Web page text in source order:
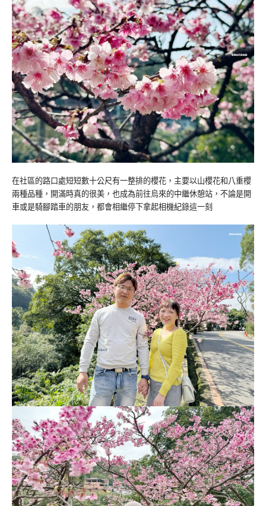
在社區的路口處短短數十公尺有一整排的櫻花，主要以山櫻花和八重櫻
兩種品種，開滿時真的很美，也成為前往烏來的中繼休憩站，不論是開
車或是騎腳踏車的朋友，都會相繼停下拿起相機紀錄這一刻